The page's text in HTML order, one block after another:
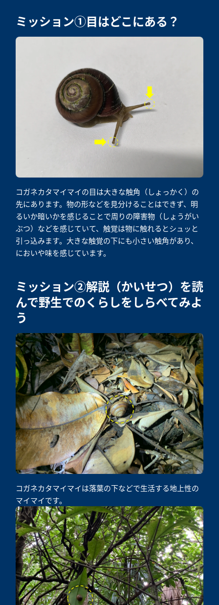
ミッション①目はどこにある？
コガネカタマイマイの目は大きな触角（しょっかく）の
先にあります。物の形などを見分けることはできず、明
るいか暗いかを感じることで周りの障害物（しょうがい
ぶつ）などを感じていて、触覚は物に触れるとシュッと
引っ込みます。大きな触覚の下にも小さい触角があり、
においや味を感じています。
ミッション②解説（かいせつ）を読
んで野生でのくらしをしらべてみよ
う
コガネカタマイマイは落葉の下などで生活する地上性の
マイマイです。